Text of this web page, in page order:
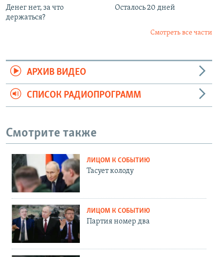
Денег нет, за что
держаться?
Осталось 20 дней
Смотреть все части
АРХИВ ВИДЕО
СПИСОК РАДИОПРОГРАММ
Смотрите также
ЛИЦОМ К СОБЫТИЮ
Тасует колоду
ЛИЦОМ К СОБЫТИЮ
Партия номер два